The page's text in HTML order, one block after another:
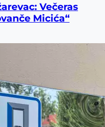
Večeras
Micića“